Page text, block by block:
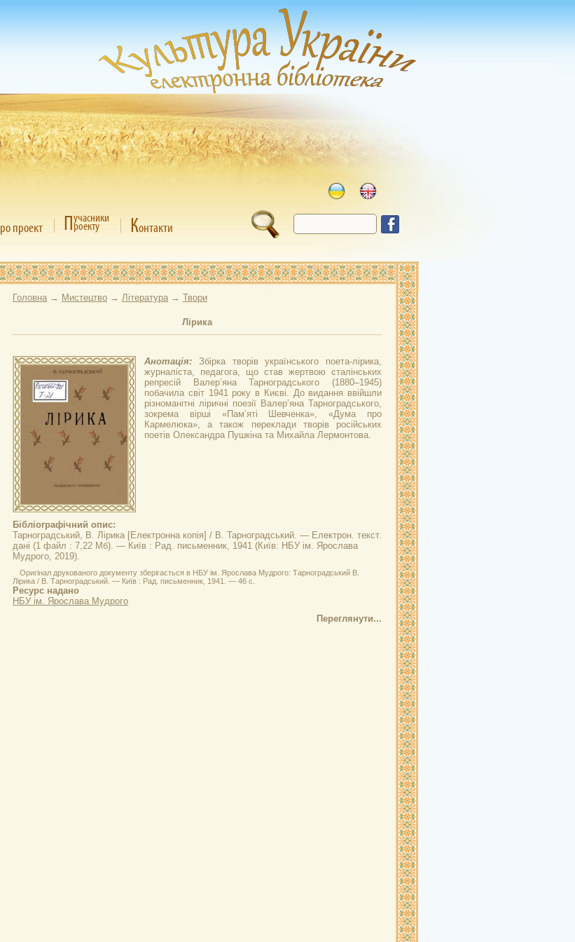
ро проект Пучасники
роекту Контакти
Головна → Мистецтво → Література → Твори
Лірика
Анотація: Збірка творів українського поета-лірика,
журналіста, педагога, що став жертвою сталінських
репресій Валер’яна Тарноградського (1880–1945)
побачила світ 1941 року в Києві. До видання ввійшли
різноманітні ліричні поезії Валер’яна Тарноградського,
зокрема вірші «Пам’яті Шевченка», «Дума про
Кармелюка», а також переклади творів російських
поетів Олександра Пушкіна та Михайла Лермонтова.
Бібліографічний опис:
Тарноградський, В. Лірика [Електронна копія] / В. Тарноградський. — Електрон. текст.
дані (1 файл : 7,22 Мб). — Київ : Рад. письменник, 1941 (Київ: НБУ ім. Ярослава
Мудрого, 2019).
Оригінал друкованого документу зберігається в НБУ ім. Ярослава Мудрого: Тарноградський В.
Лірика / В. Тарноградський. — Київ : Рад. письменник, 1941. — 46 с.
Ресурс надано
НБУ ім. Ярослава Мудрого
Переглянути...